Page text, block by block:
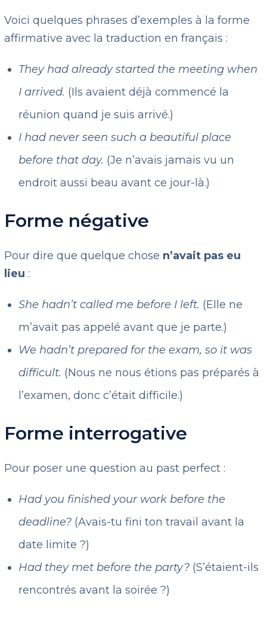
Voici quelques phrases d’exemples à la forme
affirmative avec la traduction en français :
They had already started the meeting when
I arrived. (Ils avaient déjà commencé la
réunion quand je suis arrivé.)
I had never seen such a beautiful place
before that day. (Je n’avais jamais vu un
endroit aussi beau avant ce jour-là.)
Forme négative
Pour dire que quelque chose n’avait pas eu
lieu :
She hadn’t called me before I left. (Elle ne
m’avait pas appelé avant que je parte.)
We hadn’t prepared for the exam, so it was
difficult. (Nous ne nous étions pas préparés à
l’examen, donc c’était difficile.)
Forme interrogative
Pour poser une question au past perfect :
Had you finished your work before the
deadline? (Avais-tu fini ton travail avant la
date limite ?)
Had they met before the party? (S’étaient-ils
rencontrés avant la soirée ?)